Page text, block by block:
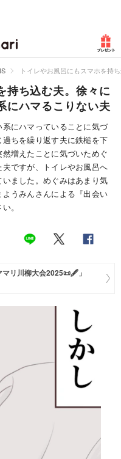
トイレやお風呂にもスマホを持
持ち込む夫。徐々に
にハマるこりない夫
にハマっていることに気づ
ちを繰り返す夫に鉄槌を下
増えたことに気づいためぐ
ですが、トイレやお風呂へ
ました。めぐみはあまり気
うみんさんによる『出会い
。
リ川柳大会2025📜🖋️」